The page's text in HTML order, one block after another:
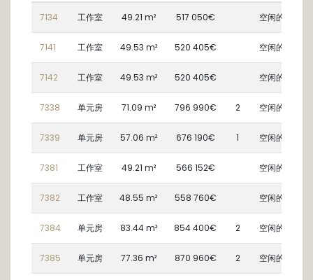
- Miroir collé sur mur plâtre dans le séjour
CUISINE EQUIPEE:
- Meuble composé d'une cuisine équipée et
d'un banc intégré;
- Mini lave-vaisselle, réfrigérateur, plaque de
cuisson, micro-onde, hotte aspirante à
charbon, évier et robinetterie;
SALLE DE BAIN EQUIPEE:
- Meuble vasque aux lignes contemporaines,
chauffage assuré par sèche-serviettes
électrique;
bain;
7134 工作室 49.21 m² 517 050€ 空闲的
7141 工作室 49.53 m² 520 405€ 空闲的
7142 工作室 49.53 m² 520 405€ 空闲的
7338 单元房 71.09 m² 796 990€ 2 空闲的
7339 单元房 57.06 m² 676 190€ 1 空闲的
7381 工作室 49.21 m² 566 152€ 空闲的
7382 工作室 48.55 m² 558 760€ 空闲的
7384 单元房 83.44 m² 854 400€ 2 空闲的
7385 单元房 77.36 m² 870 960€ 2 空闲的